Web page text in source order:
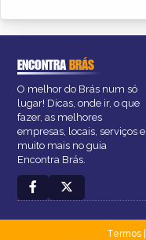
ENCONTRABRÁS
O melhor do Brás num só
lugar! Dicas, onde ir, o que
fazer, as melhores
empresas, locais, serviços e
muito mais no guia
Encontra Brás.
Termos|